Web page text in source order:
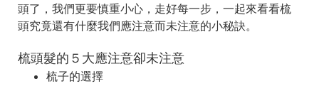
頭了，我們更要慎重小心，走好每一步，一起來看看梳
頭究竟還有什麼我們應注意而未注意的小秘訣。
梳頭髮的５大應注意卻未注意
梳子的選擇